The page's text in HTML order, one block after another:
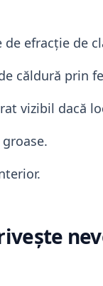
efracție de
căldură prin
vizibil dacă